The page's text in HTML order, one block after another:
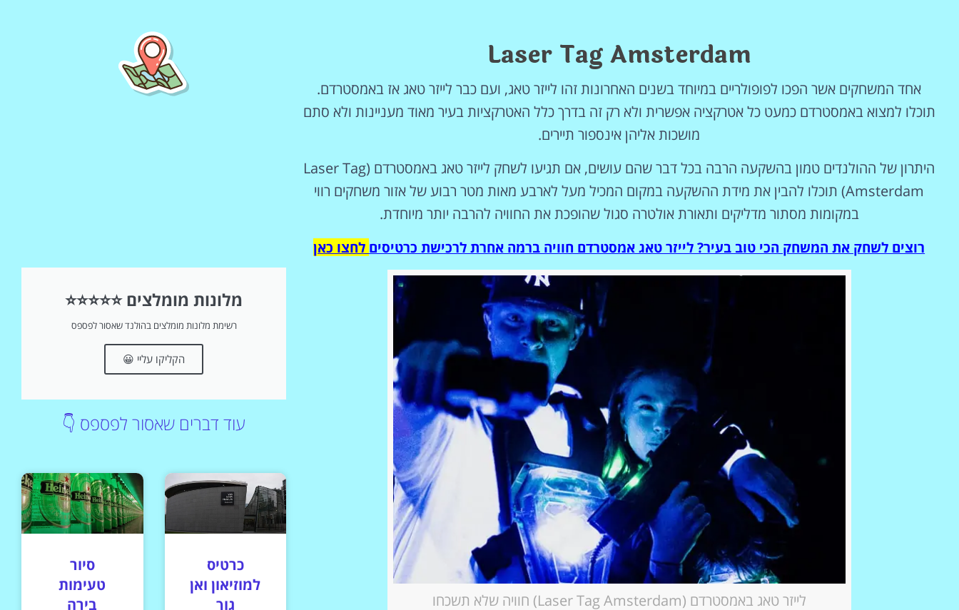
לחצו
פה!
Laser Tag Amsterdam
אחד המשחקים אשר הפכו לפופולריים במיוחד בשנים האחרונות זהו לייזר טאג, ועם כבר לייזר טאג אז באמסטרדם.
תוכלו למצוא באמסטרדם כמעט כל אטרקציה אפשרית ולא רק זה בדרך כלל האטרקציות בעיר מאוד מעניינות ולא סתם
מושכות אליהן אינספור תיירים.
היתרון של ההולנדים טמון בהשקעה הרבה בכל דבר שהם עושים, אם תגיעו לשחק לייזר טאג באמסטרדם (Laser Tag
Amsterdam) תוכלו להבין את מידת ההשקעה במקום המכיל מעל לארבע מאות מטר רבוע של אזור משחקים רווי
במקומות מסתור מדליקים ותאורת אולטרה סגול שהופכת את החוויה להרבה יותר מיוחדת.
רוצים לשחק את המשחק הכי טוב בעיר? לייזר טאג אמסטרדם חוויה ברמה אחרת לרכישת כרטיסים לחצו כאן
לייזר טאג באמסטרדם (Laser Tag Amsterdam) חוויה שלא תשכחו
מלונות מומלצים ⭐⭐⭐⭐⭐
רשימת מלונות מומלצים בהולנד שאסור לפספס
הקליקו עליי 😀
עוד דברים שאסור לפספס 👇
כרטיס
למוזיאון ואן
גוך
סיור
טעימות
בירה